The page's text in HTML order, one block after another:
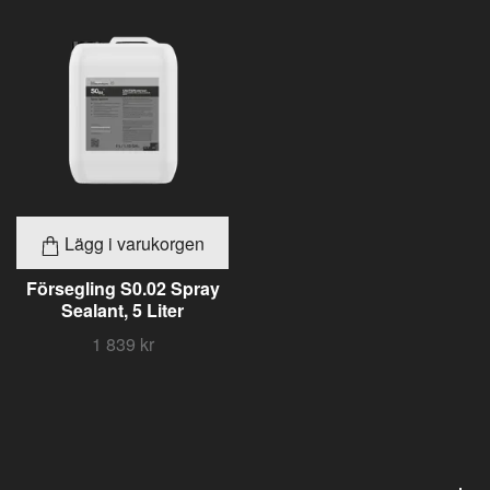
Lägg i varukorgen
Försegling S0.02 Spray
Sealant, 5 Liter
1 839 kr